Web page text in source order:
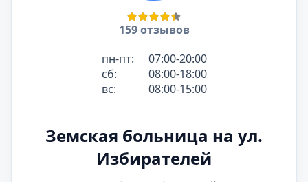
159 отзывов
пн-пт:
07:00-20:00
сб:
08:00-18:00
вс:
08:00-15:00
Земская больница на ул.
Избирателей